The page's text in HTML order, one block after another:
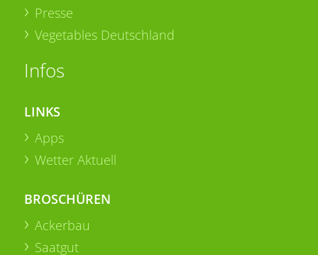
Presse
Vegetables Deutschland
Infos
LINKS
Apps
Wetter Aktuell
BROSCHÜREN
Ackerbau
Saatgut